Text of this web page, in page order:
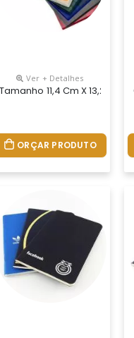
Quatro Blocos Auto-
E Com
Branca. Possui
De Anotações Ecológico
Ver + Detalhes
Tamanho 11,4 Cm X 13,2
ORÇAR PRODUTO